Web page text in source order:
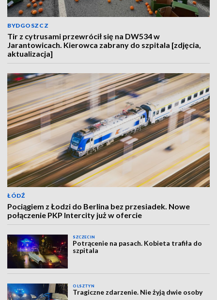
BYDGOSZCZ
Tir z cytrusami przewrócił się na DW534 w
Jarantowicach. Kierowca zabrany do szpitala [zdjęcia,
aktualizacja]
ŁÓDŹ
Pociągiem z Łodzi do Berlina bez przesiadek. Nowe
połączenie PKP Intercity już w ofercie
SZCZECIN
Potrącenie na pasach. Kobieta trafiła do
szpitala
OLSZTYN
Tragiczne zdarzenie. Nie żyją dwie osoby